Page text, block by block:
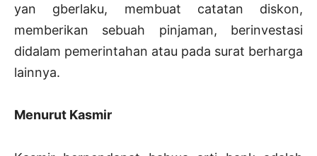
yan gberlaku, membuat catatan diskon,
memberikan sebuah pinjaman, berinvestasi
didalam pemerintahan atau pada surat berharga
lainnya.
Menurut Kasmir